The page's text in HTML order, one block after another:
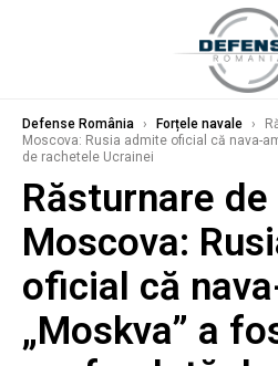
Defense România › Forțele navale ›
Moscova: Rusia admite oficial că nava-
de rachetele Ucrainei
Răsturnare
Moscova:
oficial că
„Moskva” a